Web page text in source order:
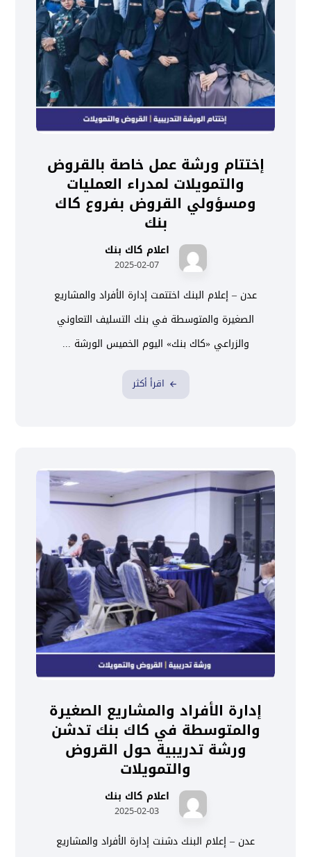
إختتام ورشة عمل خاصة بالقروض
والتمويلات لمدراء العمليات
ومسؤولي القروض بفروع كاك
بنك
اعلام كاك بنك
2025-02-07
عدن – إعلام البنك اختتمت إدارة الأفراد والمشاريع
الصغيرة والمتوسطة في بنك التسليف التعاوني
والزراعي «كاك بنك» اليوم الخميس الورشة ...
اقرأ أكثر
إدارة الأفراد والمشاريع الصغيرة
والمتوسطة في كاك بنك تدشن
ورشة تدريبية حول القروض
والتمويلات
اعلام كاك بنك
2025-02-03
عدن – إعلام البنك دشنت إدارة الأفراد والمشاريع